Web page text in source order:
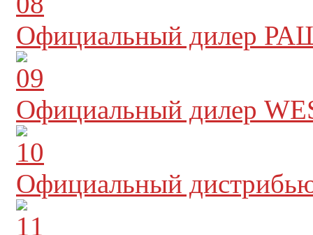
Официальный дилер
Официальный дилер
Официальный